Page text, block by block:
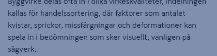
kallas för handelssortering, där faktorer som antalet
kvistar, sprickor, missfärgningar och deformationer kan
spela in i bedömningen som sker visuellt, vanligen på
sågverk.